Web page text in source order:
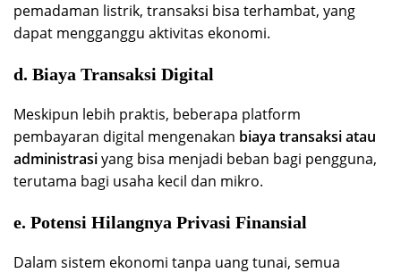
pemadaman listrik, transaksi bisa terhambat, yang
dapat mengganggu aktivitas ekonomi.
d. Biaya Transaksi Digital
Meskipun lebih praktis, beberapa platform
pembayaran digital mengenakan biaya transaksi atau
administrasiyang bisa menjadi beban bagi pengguna,
terutama bagi usaha kecil dan mikro.
e. Potensi Hilangnya Privasi Finansial
Dalam sistem ekonomi tanpa uang tunai, semua